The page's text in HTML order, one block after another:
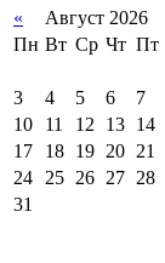
« Август 2026
Пн Вт Ср Чт Пт
3
4 5 6 7
10
11 12 13 14
17
18 19 20 21
24
25 26 27 28
31